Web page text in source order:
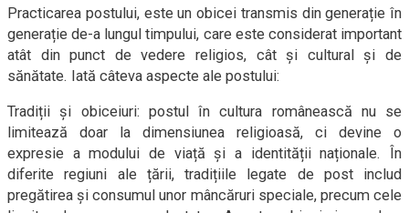
Practicarea postului, este un obicei transmis din generație în
generație de-a lungul timpului, care este considerat important
atât din punct de vedere religios, cât și cultural și de
sănătate. Iată câteva aspecte ale postului:
Tradiții și obiceiuri: postul în cultura românească nu se
limitează doar la dimensiunea religioasă, ci devine o
expresie a modului de viață și a identității naționale. În
diferite regiuni ale țării, tradițiile legate de post includ
pregătirea și consumul unor mâncăruri speciale, precum cele